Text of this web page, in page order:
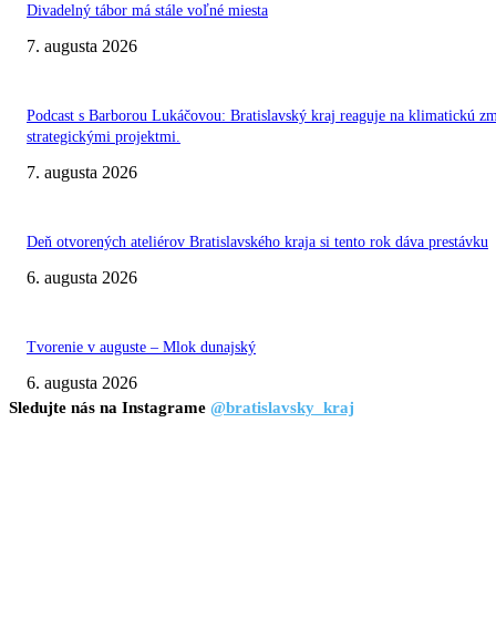
Divadelný tábor má stále voľné miesta
7. augusta 2026
Podcast s Barborou Lukáčovou: Bratislavský kraj reaguje na klimatickú
strategickými projektmi.
7. augusta 2026
Deň otvorených ateliérov Bratislavského kraja si tento rok dáva prestávku
6. augusta 2026
Tvorenie v auguste – Mlok dunajský
6. augusta 2026
Sledujte nás na Instagrame @bratislavsky_kraj